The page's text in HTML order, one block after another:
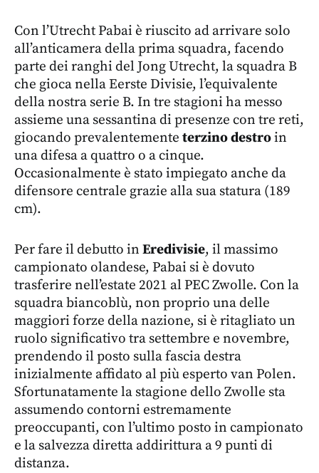
Con l’Utrecht Pabai è riuscito ad arrivare solo
all’anticamera della prima squadra, facendo
parte dei ranghi del Jong Utrecht, la squadra B
che gioca nella Eerste Divisie, l’equivalente
della nostra serie B. In tre stagioni ha messo
assieme una sessantina di presenze con tre reti,
giocando prevalentemente terzino destroin
una difesa a quattro o a cinque.
Occasionalmente è stato impiegato anche da
difensore centrale grazie alla sua statura (189
cm).
Per fare il debutto in Eredivisie, il massimo
campionato olandese, Pabai si è dovuto
trasferire nell’estate 2021 al PEC Zwolle. Con la
squadra biancoblù, non proprio una delle
maggiori forze della nazione, si è ritagliato un
ruolo significativo tra settembre e novembre,
prendendo il posto sulla fascia destra
inizialmente affidato al più esperto van Polen.
Sfortunatamente la stagione dello Zwolle sta
assumendo contorni estremamente
preoccupanti, con l’ultimo posto in campionato
e la salvezza diretta addirittura a 9 punti di
distanza.